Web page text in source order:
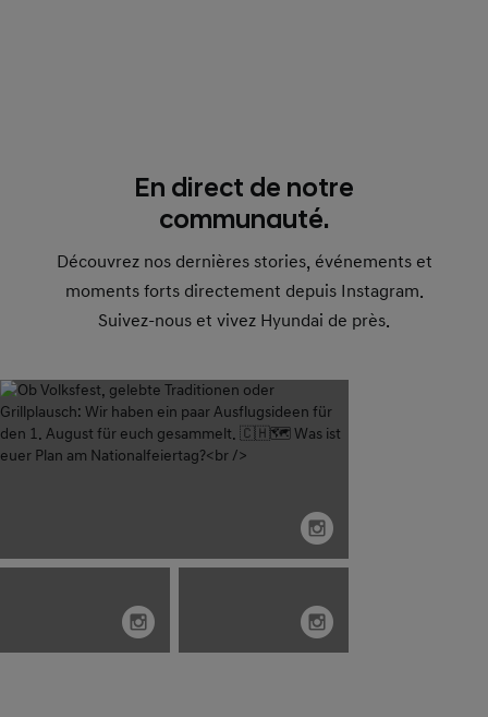
En direct de notre
communauté.
Découvrez nos dernières stories, événements et
moments forts directement depuis Instagram.
Suivez-nous et vivez Hyundai de près.